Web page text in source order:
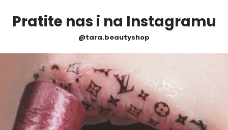
Pratite nas i na Instagramu
@tara.beautyshop